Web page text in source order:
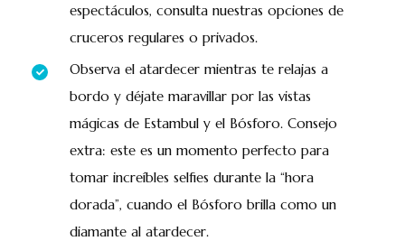
espectáculos, consulta nuestras opciones de
cruceros regulares o privados.
Observa el atardecer mientras te relajas a
bordo y déjate maravillar por las vistas
mágicas de Estambul y el Bósforo. Consejo
extra: este es un momento perfecto para
tomar increíbles selfies durante la “hora
dorada”, cuando el Bósforo brilla como un
diamante al atardecer.